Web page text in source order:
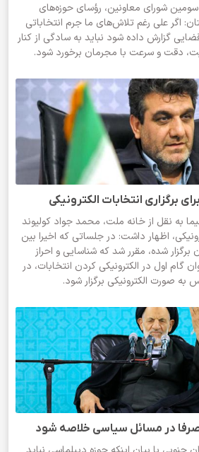
شورای معاونین، رؤسای حوزه‌های
اگر علی رغم تلاش‌های ما جرم انتخاباتی
گزارش داده شود نباید به سادگی از کنار
دقت و سرعت با مجرمان برخورد شود.
برگزاری انتخابات الکترونیکی
به نقل از خانه ملت، محمد جواد کولیوند
اظهار داشت: در جلساتی که اخیرا بین
برگزار شده، مقرر شد که شناسایی و احراز
گام اول در الکترونیکی کردن انتخابات، در
به صورت الکترونیکی برگزار شود.
صرفا در مسائل سیاسی خلاصه شود